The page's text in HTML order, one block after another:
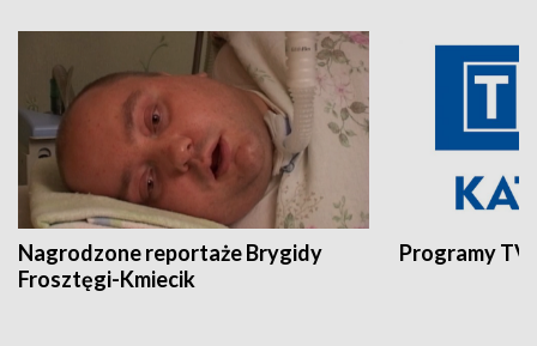
Nagrodzone reportaże Brygidy
Frosztęgi-Kmiecik
Programy